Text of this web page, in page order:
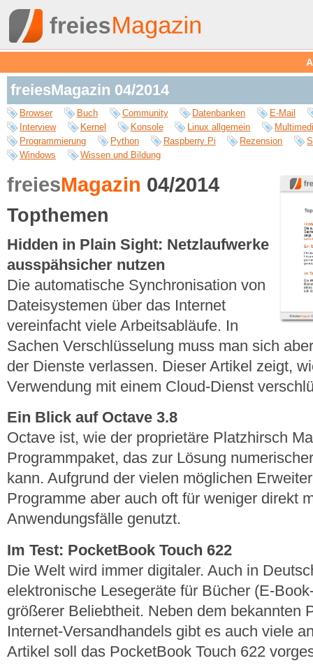
freiesMagazin 04/2014
Browser Buch Community Datenbanken
E-Mail
Interview
Kernel Konsole Linux allgemein
Programmierung
Python Raspberry Pi Rezension
Windows
Wissen und Bildung
freiesMagazin 04/2014
Topthemen
Hidden in Plain Sight: Netzlaufwerke
ausspähsicher nutzen
Die automatische Synchronisation von
Dateisystemen über das Internet
vereinfacht viele Arbeitsabläufe. In
Sachen Verschlüsselung muss man sich
der Dienste verlassen. Dieser Artikel zeigt,
Verwendung mit einem Cloud-Dienst
Ein Blick auf Octave 3.8
Octave ist, wie der proprietäre Platzhirsch
Programmpaket, das zur Lösung
kann. Aufgrund der vielen möglichen
Programme aber auch oft für weniger direkt
Anwendungsfälle genutzt.
Im Test: PocketBook Touch 622
Die Welt wird immer digitaler. Auch in
elektronische Lesegeräte für Bücher (E-
größerer Beliebtheit. Neben dem bekannten
Internet-Versandhandels gibt es auch viele
Artikel soll das PocketBook Touch 622